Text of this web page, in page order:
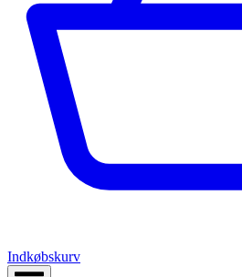
Indkøbskurv